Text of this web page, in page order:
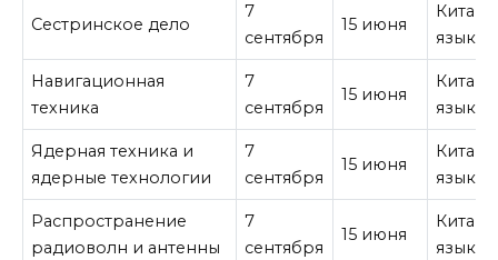
Сестринское дело
7
сентября
15 июня
язык
Навигационная
техника
7
сентября
15 июня
язык
Ядерная техника и
ядерные технологии
7
сентября
15 июня
язык
Распространение
радиоволн и антенны
7
сентября
15 июня
язык